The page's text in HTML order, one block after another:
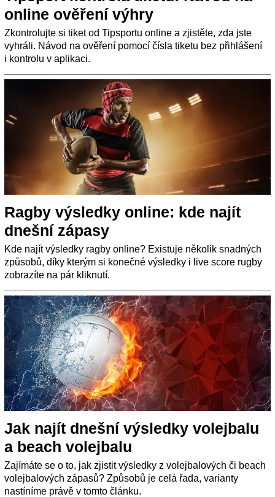
online ověření výhry
Zkontrolujte si tiket od Tipsportu online a zjistěte, zda jste
vyhráli. Návod na ověření pomocí čísla tiketu bez přihlášení
i kontrolu v aplikaci.
Ragby výsledky online: kde najít
dnešní zápasy
Kde najít výsledky ragby online? Existuje několik snadných
způsobů, díky kterým si konečné výsledky i live score rugby
zobrazíte na pár kliknutí.
Jak najít dnešní výsledky volejbalu
a beach volejbalu
Zajímáte se o to, jak zjistit výsledky z volejbalových či beach
volejbalových zápasů? Způsobů je celá řada, varianty
nastíníme právě v tomto článku.